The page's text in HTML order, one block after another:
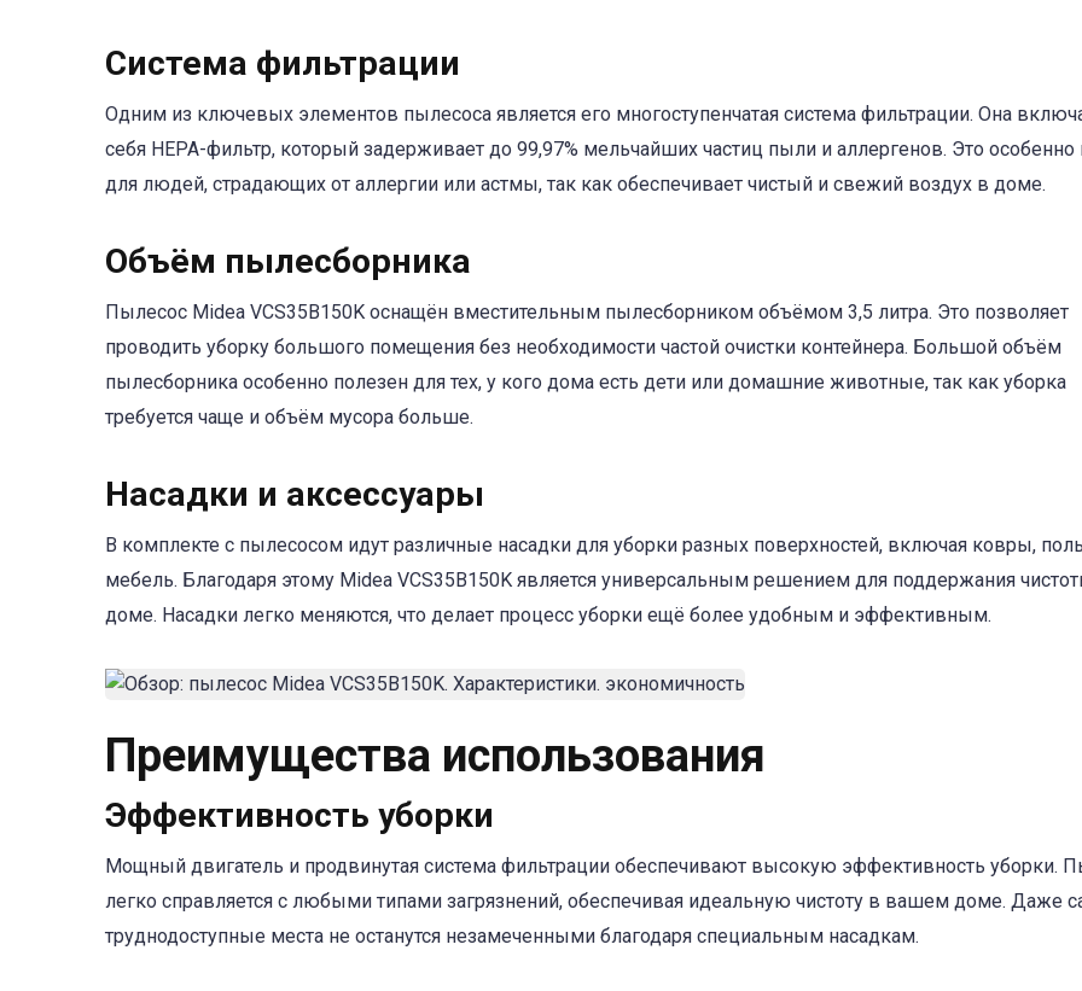
Система фильтрации
Одним из ключевых элементов пылесоса является его многоступенчатая система фильтрации. Она
себя HEPA-фильтр, который задерживает до 99,97% мельчайших частиц пыли и аллергенов. Это
для людей, страдающих от аллергии или астмы, так как обеспечивает чистый и свежий воздух в доме.
Объём пылесборника
Пылесос Midea VCS35B150K оснащён вместительным пылесборником объёмом 3,5 литра. Это позволяет
проводить уборку большого помещения без необходимости частой очистки контейнера. Большой объём
пылесборника особенно полезен для тех, у кого дома есть дети или домашние животные, так как уборка
требуется чаще и объём мусора больше.
Насадки и аксессуары
В комплекте с пылесосом идут различные насадки для уборки разных поверхностей, включая ковры,
мебель. Благодаря этому Midea VCS35B150K является универсальным решением для поддержания
доме. Насадки легко меняются, что делает процесс уборки ещё более удобным и эффективным.
Преимущества использования
Эффективность уборки
Мощный двигатель и продвинутая система фильтрации обеспечивают высокую эффективность уборки.
легко справляется с любыми типами загрязнений, обеспечивая идеальную чистоту в вашем доме. Даже
труднодоступные места не останутся незамеченными благодаря специальным насадкам.